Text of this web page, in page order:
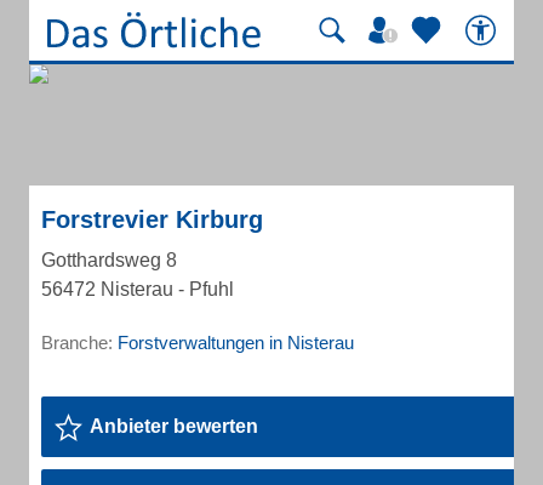
Forstrevier Kirburg
Gotthardsweg 8
56472 Nisterau - Pfuhl
Branche: Forstverwaltungen in Nisterau
Anbieter bewerten